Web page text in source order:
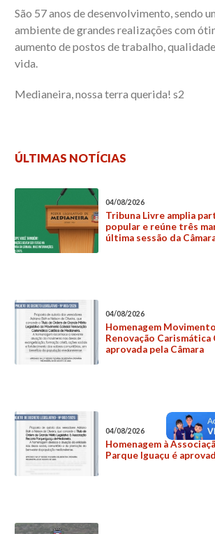
São 57 anos de desenvolvimento, sendo
ambiente de grandes realizações com
aumento de postos de trabalho,
vida.
Medianeira, nossa terra querida! s2
ÚLTIMAS NOTÍCIAS
04/08/2026
Tribuna Livre amplia
popular e reúne três
última sessão da
04/08/2026
Homenagem
Renovação Carismática
aprovada pela Câmara
04/08/2026
Homenagem à
Parque Iguaçu é